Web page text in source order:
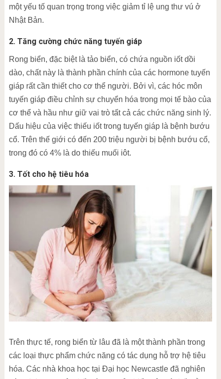
một yếu tố quan trọng trong việc giảm tỉ lệ ung thư vú ở
Nhật Bản.
2. Tăng cường chức năng tuyến giáp
Rong biển, đặc biệt là tảo biển, có chứa nguồn iốt dồi
dào, chất này là thành phần chính của các hormone tuyến
giáp rất cần thiết cho cơ thể người. Bởi vì, các hóc môn
tuyến giáp điều chỉnh sự chuyển hóa trong mọi tế bào của
cơ thể và hầu như giữ vai trò tất cả các chức năng sinh lý.
Dấu hiệu của việc thiếu iốt trong tuyến giáp là bệnh bướu
cổ. Trên thế giới có đến 200 triệu người bị bệnh bướu cổ,
trong đó có 4% là do thiếu muối iôt.
3. Tốt cho hệ tiêu hóa
Trên thực tế, rong biển từ lâu đã là một thành phần trong
các loại thực phẩm chức năng có tác dụng hỗ trợ hệ tiêu
hóa. Các nhà khoa học tại Đại học Newcastle đã nghiên